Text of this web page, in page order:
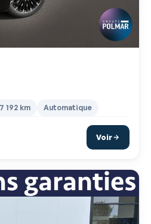
192 km Automatique
Voir